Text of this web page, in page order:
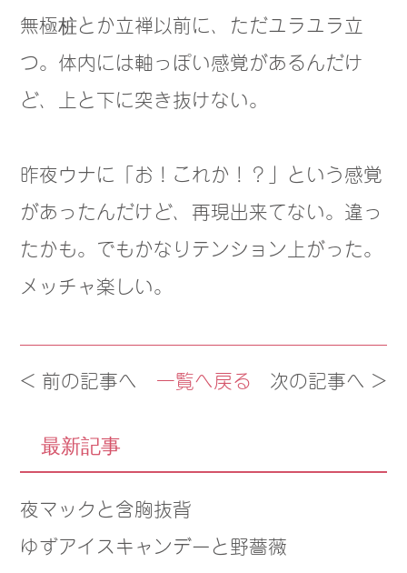
無極桩とか立禅以前に、ただユラユラ立
つ。体内には軸っぽい感覚があるんだけ
ど、上と下に突き抜けない。
昨夜ウナに「お！これか！？」という感覚
があったんだけど、再現出来てない。違っ
たかも。でもかなりテンション上がった。
メッチャ楽しい。
< 前の記事へ 一覧へ戻る 次の記事へ >
最新記事
夜マックと含胸抜背
ゆずアイスキャンデーと野薔薇